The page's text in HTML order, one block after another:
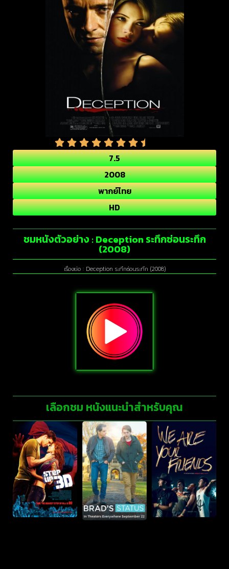
7.5
2008
พากย์ไทย
HD
ชมหนังตัวอย่าง : Deception ระทึกซ่อนระทึก
(2008)
เรื่องย่อ : Deception ระทึกซ่อนระทึก (2008)
เลือกชม หนังแนะนำสำหรับคุณ